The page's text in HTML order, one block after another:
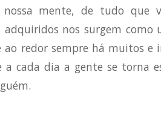
mente, de tudo que
adquiridos nos surgem como
ao redor sempre há muitos e
a cada dia a gente se torna